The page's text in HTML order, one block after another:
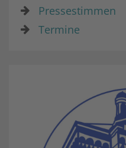
Pressestimmen
Termine